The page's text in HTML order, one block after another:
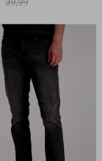
39,99